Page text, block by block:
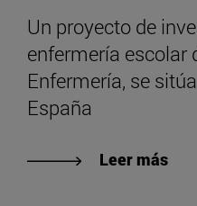
Un proyecto de
enfermería escolar
Enfermería, se
España
Leer más